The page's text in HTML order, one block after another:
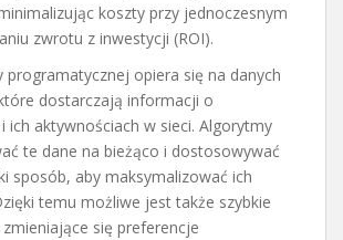
koszty przy jednoczesnym
zwrotu z inwestycji (ROI).
programatycznej opiera się na danych
dostarczają informacji o
ich aktywnościach w sieci. Algorytmy
te dane na bieżąco i dostosowywać
sposób, aby maksymalizować ich
temu możliwe jest także szybkie
się preferencje